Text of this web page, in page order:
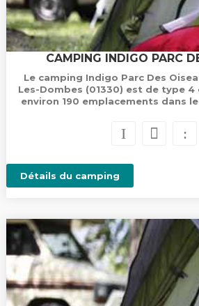
CAMPING INDIGO PARC
Le camping Indigo Parc Des
Les-Dombes (01330) est de type
environ 190 emplacements dans
Détails du camping